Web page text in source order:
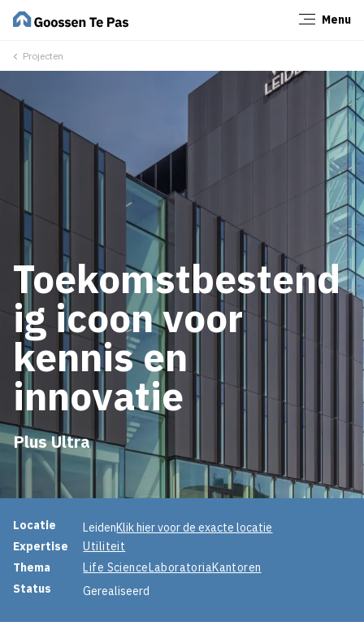
Menu
Projecten
Toekomstbestend
ig icoon voor
kennis en
innovatie
Plus Ultra
Projectinformatie
Locatie LeidenKlik hier voor de exacte locatie
Expertise
Utiliteit
Thema
Life Science LaboratoriaKantoren
Status
Gerealiseerd
Sluiten